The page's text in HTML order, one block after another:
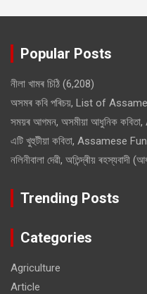
Popular Posts
নীলা খামৰ চিঠি (6,208)
অসমৰ কবি পৰিচয়, List of
সময়ৰ আগমন, অসমীয়া আধুনিক
এটি খুহুটীয়া কবিতা, Assamese
নলিনীবালা দেৱী, অতিন্দ্ৰীয় ৰহস্যবাদী
Trending Posts
Categories
Agriculture
Article